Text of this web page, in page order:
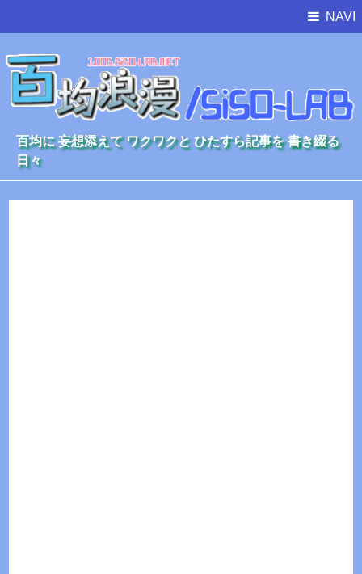
NAVI
百均に 妄想添えて ワクワクと ひたすら記事を 書き綴る
日々